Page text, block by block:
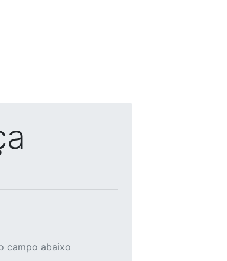
campo abaixo